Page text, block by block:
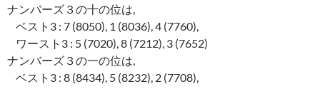
ナンバーズ３の十の位は,
ベスト3 : 7 (8050), 1 (8036), 4 (7760),
ワースト3 : 5 (7020), 8 (7212), 3 (7652)
ナンバーズ３の一の位は,
ベスト3 : 8 (8434), 5 (8232), 2 (7708),